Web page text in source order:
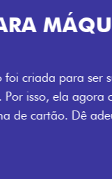
CHAVE
distância, e não
esse que trazem